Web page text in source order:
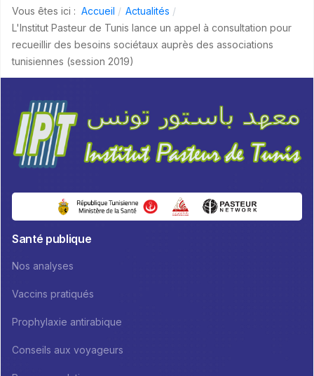
Vous êtes ici : Accueil
Actualités
L'Institut Pasteur de Tunis lance un appel à consultation pour
recueillir des besoins sociétaux auprès des associations
tunisiennes (session 2019)
Santé publique
Nos analyses
Vaccins pratiqués
Prophylaxie antirabique
Conseils aux voyageurs